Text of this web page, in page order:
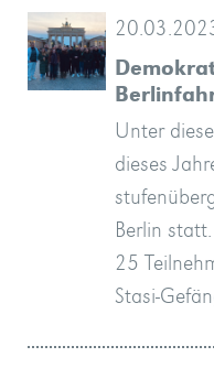
Unter
dieses
Berlin
25
Stasi-